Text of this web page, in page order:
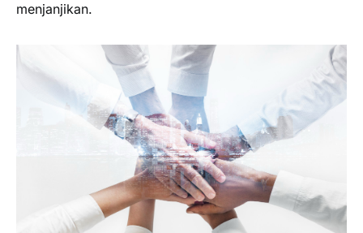
menjanjikan.